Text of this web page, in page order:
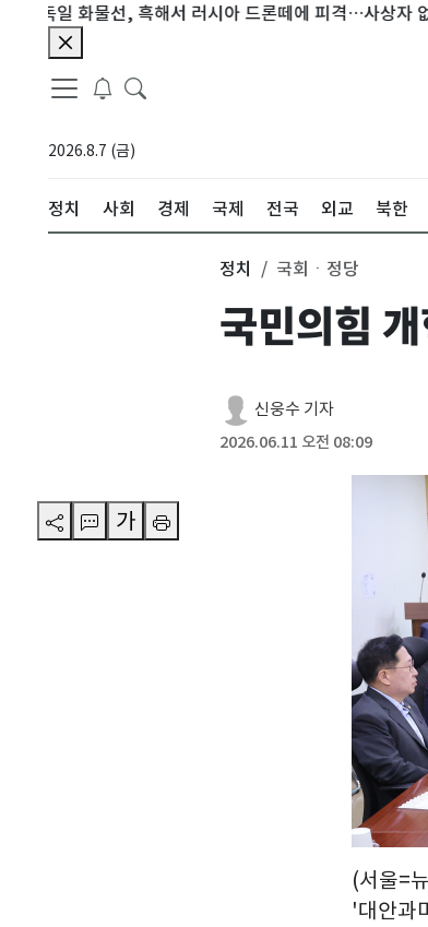
화물선, 흑해서 러시아 드론떼에 피격…사상자 없어
2026.8.7 (금)
정치 사회 경제 국제 전국 외교 북한
가
정치 국회ㆍ정당
국민의힘
신웅수 기자
2026.06.11 오전 08:09
(서울=
'대안과